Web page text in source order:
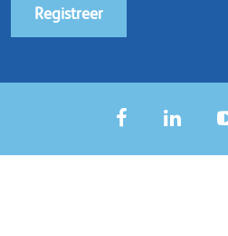
Registreer